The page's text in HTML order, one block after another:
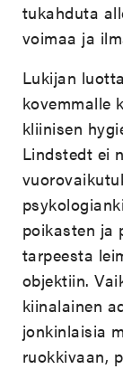
tukahduta
voimaa ja
Lukijan
kovemmalle
kliinisen
Lindstedt ei
poikasten ja
tarpeesta
objektiin.
kiinalainen
jonkinlaisia
ruokkivaan,